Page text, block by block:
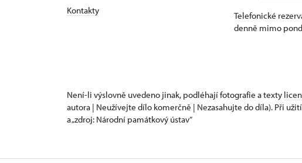
Kontakty
Telefonické
denně mimo
Není-li výslovně uvedeno jinak, podléhají fotografie a texty
autora | Neužívejte dílo komerčně | Nezasahujte do díla). Při
a „zdroj: Národní památkový ústav“